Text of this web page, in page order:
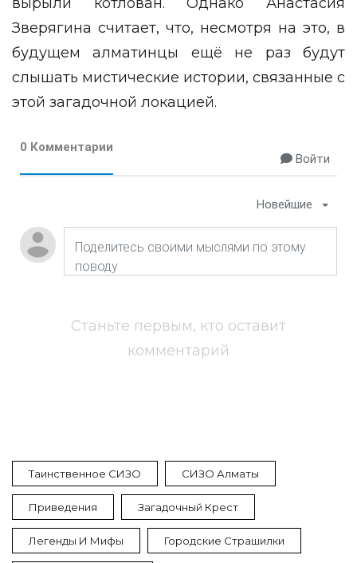
Зверягина считает, что, несмотря на это, в
будущем алматинцы ещё не раз будут
слышать мистические истории, связанные с
этой загадочной локацией.
0 Комментарии
Войти
Новейшие
Станьте первым, кто оставит
комментарий
Таинственное СИЗО СИЗО Алматы
Приведения Загадочный Крест
Легенды И Мифы Городские Страшилки